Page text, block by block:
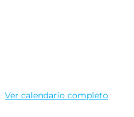
Ver calendario completo